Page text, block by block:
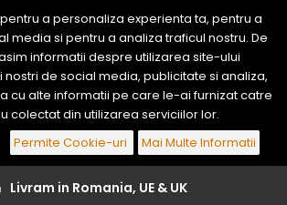
a personaliza experienta ta, pentru a
media si pentru a analiza traficul nostru. De
informatii despre utilizarea site-ului
de social media, publicitate si analiza,
cu alte informatii pe care le-ai furnizat catre
colectat din utilizarea serviciilor lor.
Permite Cookie-uri
Mai Multe Informatii
Livram in Romania, UE & UK